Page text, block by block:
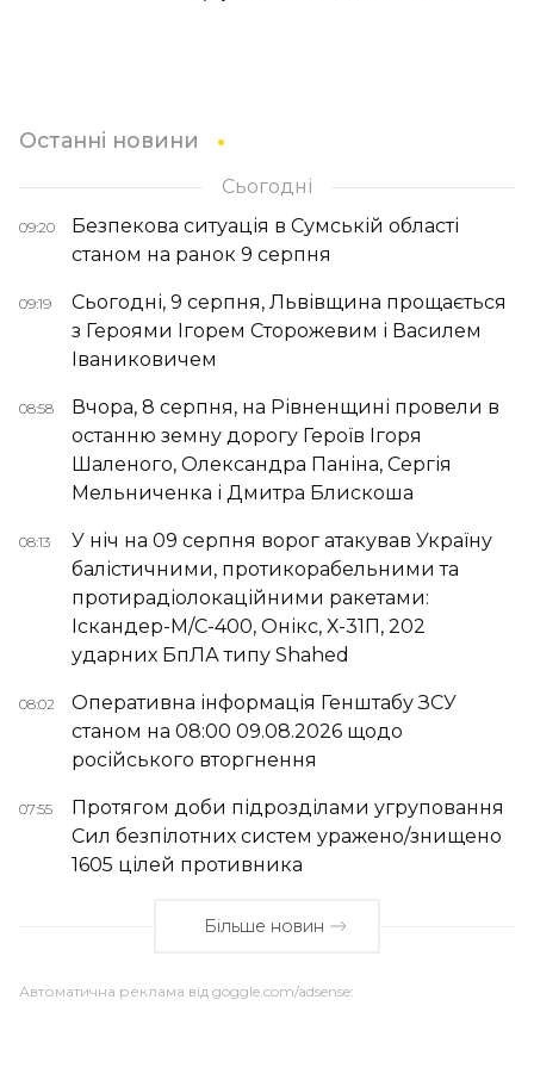
Останні новини
Сьогодні
09:20
Безпекова ситуація в Сумській області
станом на ранок 9 серпня
09:19
Сьогодні, 9 серпня, Львівщина прощається
з Героями Ігорем Сторожевим і Василем
Іваниковичем
08:58
Вчора, 8 серпня, на Рівненщині провели в
останню земну дорогу Героїв Ігоря
Шаленого, Олександра Паніна, Сергія
Мельниченка і Дмитра Блискоша
08:13
У ніч на 09 серпня ворог атакував Україну
балістичними, протикорабельними та
протирадіолокаційними ракетами:
Іскандер-М/С-400, Онікс, Х-31П, 202
ударних БпЛА типу Shahed
08:02
Оперативна інформація Генштабу ЗСУ
станом на 08:00 09.08.2026 щодо
російського вторгнення
07:55
Протягом доби підрозділами угруповання
Сил безпілотних систем уражено/знищено
1605 цілей противника
Більше новин
Автоматична реклама від goggle.com/adsense: